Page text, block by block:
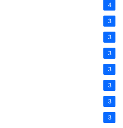
4
3
3
3
3
3
3
3